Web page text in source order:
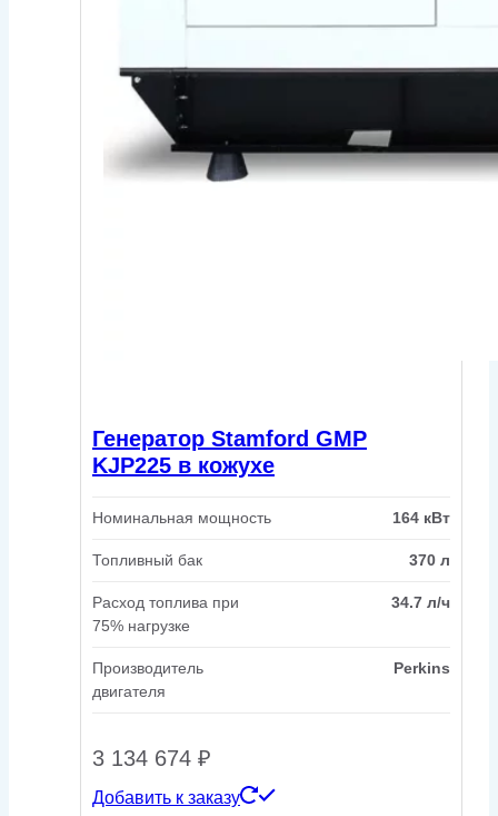
Генератор Stamford GMP
KJP225 в кожухе
Номинальная мощность 164 кВт
Топливный бак 370 л
Расход топлива при
75% нагрузке
34.7 л/ч
Производитель
двигателя
Perkins
3 134 674 ₽
Добавить к заказу